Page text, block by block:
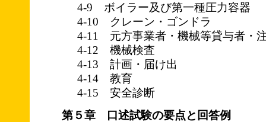
4-9 ボイラー及び第一種圧力容器
4-10 クレーン・ゴンドラ
4-11 元方事業者・機械等貸与者・
4-12 機械検査
4-13 計画・届け出
4-14 教育
4-15 安全診断
第５章 口述試験の要点と回答例